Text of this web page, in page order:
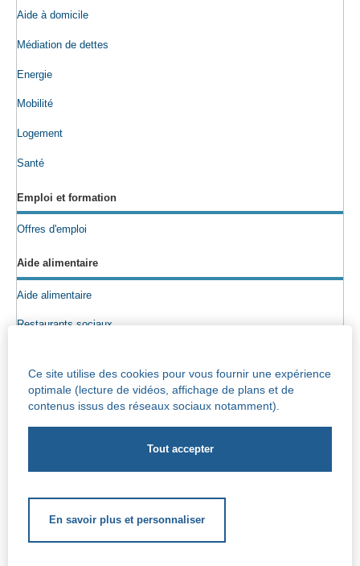
Ce site utilise des cookies pour vous fournir une expérience
optimale (lecture de vidéos, affichage de plans et de
contenus issus des réseaux sociaux notamment).
En savoir plus et personnaliser
Aide à domicile
Médiation de dettes
Energie
Mobilité
Logement
Santé
Emploi et formation
Offres d'emploi
Aide alimentaire
Aide alimentaire
Restaurants sociaux
Epicerie sociale
Socio-culturel
Soutien scolaire